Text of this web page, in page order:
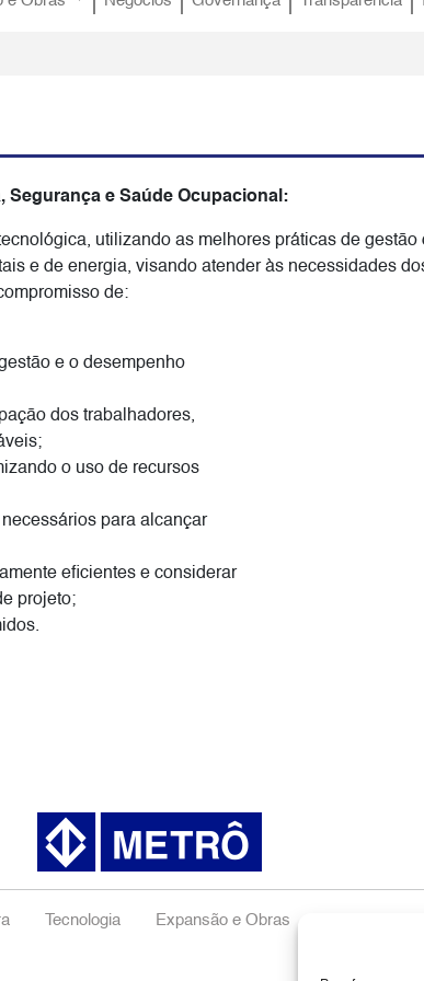
Segurança e Saúde Ocupacional:
utilizando as melhores práticas de gestão
e de energia, visando atender às necessidades
de:
e o desempenho
dos trabalhadores,
o uso de recursos
para alcançar
eficientes e considerar
projeto;
Tecnologia Expansão e Obras